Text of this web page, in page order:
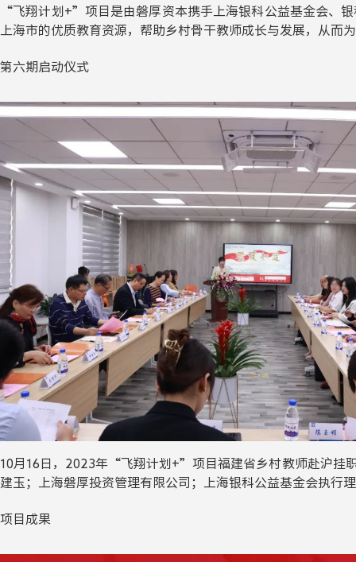
“飞翔计划+”项目是由磐厚资本携手上海银科公益基金会、
上海市的优质教育资源，帮助乡村骨干教师成长与发展，从
第六期启动仪式
10月16日，2023年“飞翔计划+”项目福建省乡村教师赴沪挂
建玉；上海磐厚投资管理有限公司；上海银科公益基金会执行
项目成果